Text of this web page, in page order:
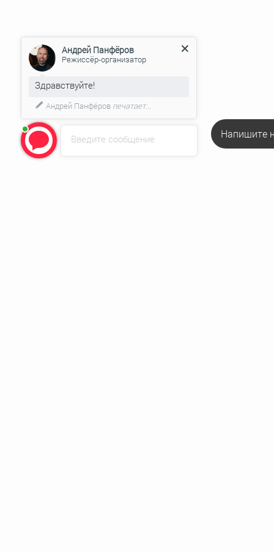
Напишите
Введите сообщение
Андрей Панфёров
Режиссёр-организатор
Здравствуйте!
Андрей Панфёровпечатает...